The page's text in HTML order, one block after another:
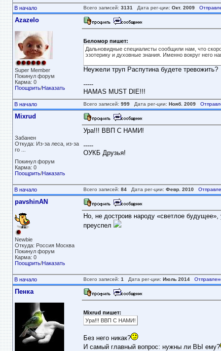
В начало Всего записей: 3131 Дата рег-ции: Окт. 2009
Azazelo
Super Member
Покинул форум
Карма: 0
Поощрить/Наказать
Беломор пишет:
Дальновидные специалисты сообщили нам, что
эзотерику и духовные знания. Именно вокруг него
Неужели труп Распутина будете тревожить?
-----
HAMAS MUST DIE!!!
В начало Всего записей: 999Дата рег-ции: Нояб. 2009
Mixrud
Забанен
Откуда: Из-за леса, из-за
го ...
Покинул форум
Карма: 0
Поощрить/Наказать
Ура!!! ВВП С НАМИ!
-----
ОУКБ Друзья!
В начало Всего записей: 84Дата рег-ции: Февр. 2010
pavshinAN
Newbie
Откуда: Россия Москва
Покинул форум
Карма: 0
Поощрить/Наказать
Но, не достроив народу «светлое
преуспел
В начало Всего записей: 1 Дата рег-ции: Июль 2014
Пенка
Mixrud пишет:
Ура!!! ВВП С НАМИ!
Без него никак?
И самый главный вопрос: нужны ли ВЫ ему?